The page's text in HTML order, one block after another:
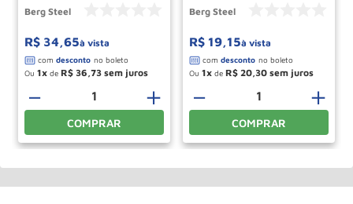
Berg Steel
Berg Steel
R$ 34,65à vista
Ou 1 de R$ 36,73
＋
－
COMPRAR
Berg Steel
R$ 19,15à vista
Ou 1 de R$ 20,30
＋
－
COMPRAR